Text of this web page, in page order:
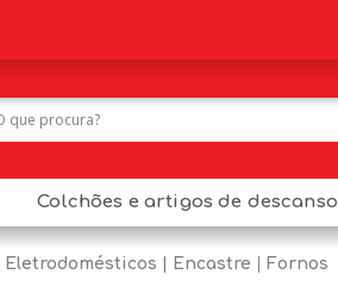
Colchões e artigos de descanso
Eletrodomésticos Encastre Fornos